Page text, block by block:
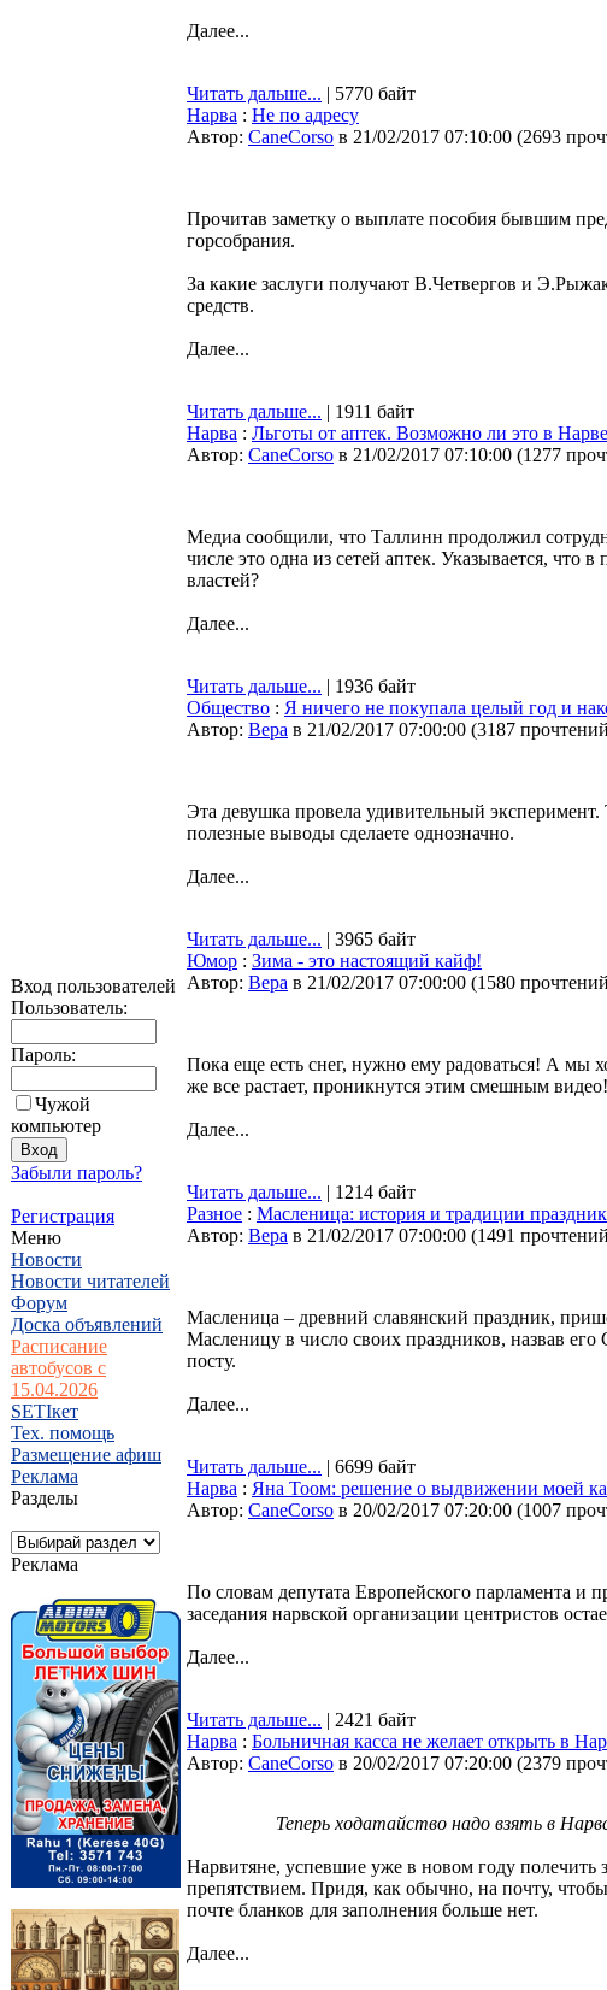
Вход пользователей
Пользователь:
Пароль:
Чужой
компьютер
Забыли пароль?
Регистрация
Меню
Новости
Новости читателей
Форум
Доска объявлений
Расписание
автобусов с
15.04.2026
SETIкет
Тех. помощь
Размещение афиш
Реклама
Разделы
Реклама
Далее...
Читать дальше... | 5770 байт
Нарва : Не по адресу
Автор: CaneCorso в 21/02/2017 07:10:00 (2693
Прочитав заметку о выплате пособия бывшим
горсобрания.
За какие заслуги получают В.Четвергов и
средств.
Далее...
Читать дальше... | 1911 байт
Нарва : Льготы от аптек. Возможно ли это в
Автор: CaneCorso в 21/02/2017 07:10:00 (1277
Медиа сообщили, что Таллинн продолжил
числе это одна из сетей аптек. Указывается, что
властей?
Далее...
Читать дальше... | 1936 байт
Общество : Я ничего не покупала целый год и
Автор: Bepa в 21/02/2017 07:00:00 (3187 прочтений
Эта девушка провела удивительный
полезные выводы сделаете однозначно.
Далее...
Читать дальше... | 3965 байт
Юмор : Зима - это настоящий кайф!
Автор: Bepa в 21/02/2017 07:00:00 (1580 прочтений
Пока еще есть снег, нужно ему радоваться! А мы
же все растает, проникнутся этим смешным видео!
Далее...
Читать дальше... | 1214 байт
Разное : Масленица: история и традиции
Автор: Bepa в 21/02/2017 07:00:00 (1491 прочтений
Масленица – древний славянский праздник,
Масленицу в число своих праздников, назвав
посту.
Далее...
Читать дальше... | 6699 байт
Нарва : Яна Тоом: решение о выдвижении моей
Автор: CaneCorso в 20/02/2017 07:20:00 (1007
По словам депутата Европейского парламента и
заседания нарвской организации центристов
Далее...
Читать дальше... | 2421 байт
Нарва : Больничная касса не желает открыть в
Автор: CaneCorso в 20/02/2017 07:20:00 (2379
Теперь ходатайство надо взять в
Нарвитяне, успевшие уже в новом году
препятствием. Придя, как обычно, на почту,
почте бланков для заполнения больше нет.
Далее...